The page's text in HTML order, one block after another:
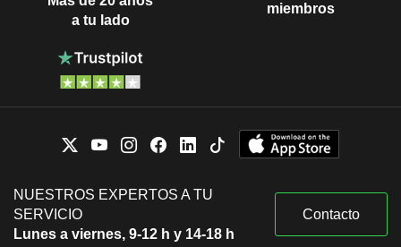
a tu lado
miembros
NUESTROS EXPERTOS A TU
SERVICIO
Lunes a viernes, 9-12 h y 14-18 h
Contacto